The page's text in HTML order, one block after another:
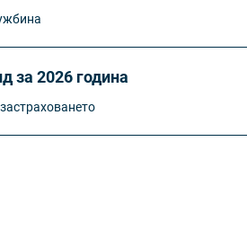
за 2026 година